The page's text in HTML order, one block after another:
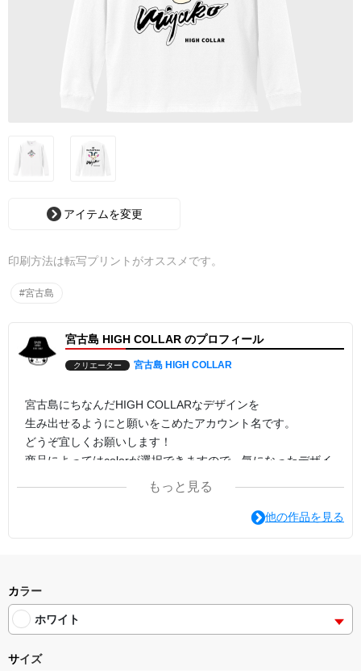
アイテムを変更
印刷方法は転写プリントがオススメです。
#宮古島
宮古島 HIGH COLLAR のプロフィール
クリエーター 宮古島 HIGH COLLAR
宮古島にちなんだHIGH COLLARなデザインを
生み出せるようにと願いをこめたアカウント名です。
どうぞ宜しくお願いします！
商品によってはcolorが選択できますので、気になったデザイ
ンでcolorの変更を試してみてください。
印刷方法は転写プリントがオススメです。
もっと見る
他の作品を見る
カラー
ホワイト
サイズ